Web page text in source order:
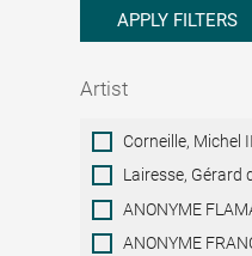
APPLY FILTERS
Artist
ArtistCorneille, Michel
Lairesse, Gérard
ANONYME
ANONYME